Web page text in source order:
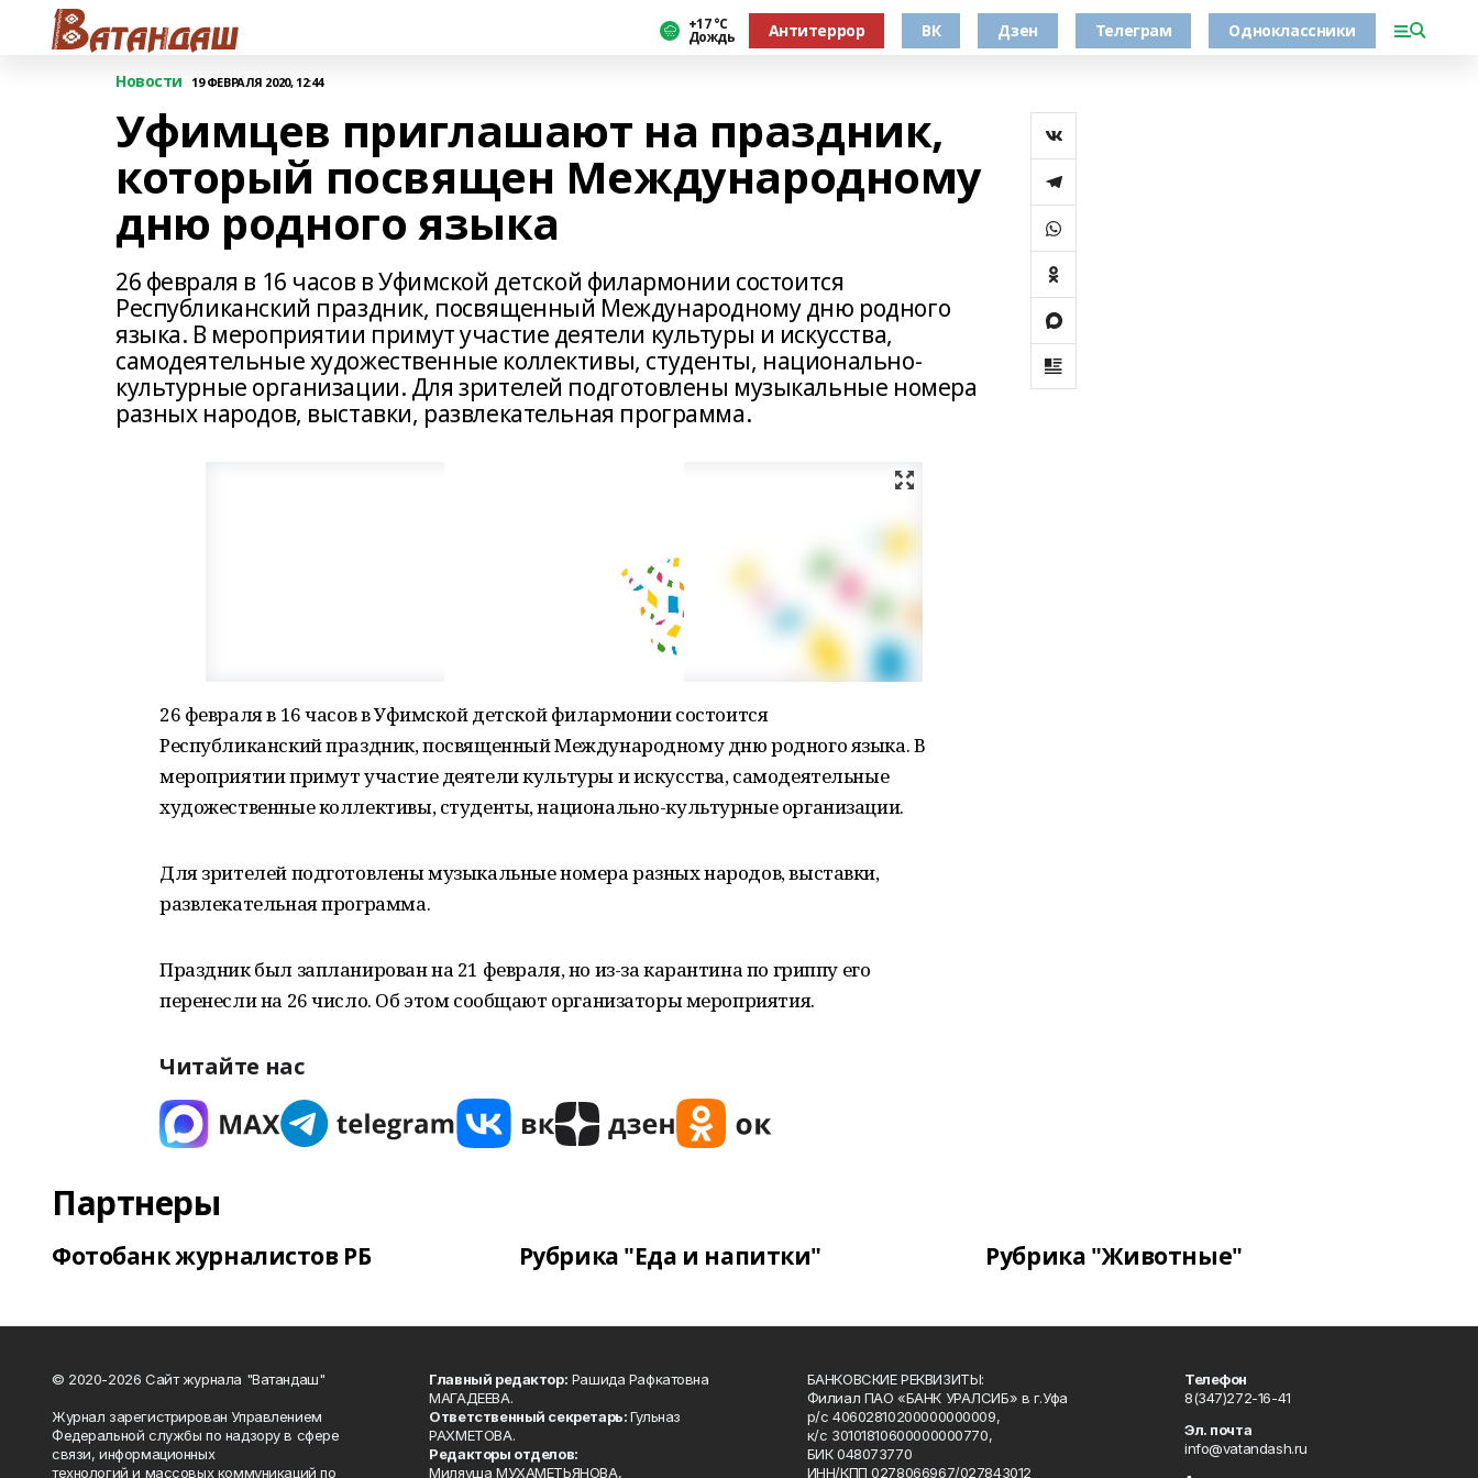
+17 °С
Дождь Антитеррор ВК Дзен Телеграм Одноклассники
Новости 19 ФЕВРАЛЯ 2020, 12:44
Уфимцев приглашают на праздник,
который посвящен Международному
дню родного языка
26 февраля в 16 часов в Уфимской детской филармонии состоится
Республиканский праздник, посвященный Международному дню родного
языка. В мероприятии примут участие деятели культуры и искусства,
самодеятельные художественные коллективы, студенты, национально-
культурные организации. Для зрителей подготовлены музыкальные номера
разных народов, выставки, развлекательная программа.
26 февраля в 16 часов в Уфимской детской филармонии состоится
Республиканский праздник, посвященный Международному дню родного языка. В
мероприятии примут участие деятели культуры и искусства, самодеятельные
художественные коллективы, студенты, национально-культурные организации.
Для зрителей подготовлены музыкальные номера разных народов, выставки,
развлекательная программа.
Праздник был запланирован на 21 февраля, но из-за карантина по гриппу его
перенесли на 26 число. Об этом сообщают организаторы мероприятия.
Читайте нас
Партнеры
Фотобанк журналистов РБ Рубрика "Еда и напитки" Рубрика "Животные"
© 2020-2026 Сайт журнала "Ватандаш"
Журнал зарегистрирован Управлением
Федеральной службы по надзору в сфере
связи, информационных
технологий и массовых коммуникаций по
Главный редактор: Рашида Рафкатовна
МАГАДЕЕВА.
Ответственный секретарь:Гульназ
РАХМЕТОВА.
Редакторы отделов:
Миляуша МУХАМЕТЬЯНОВА,
БАНКОВСКИЕ РЕКВИЗИТЫ:
Филиал ПАО «БАНК УРАЛСИБ» в г.Уфа
р/с 40602810200000000009,
к/с 30101810600000000770,
БИК 048073770
ИНН/КПП 0278066967/027843012
Телефон
8(347)272-16-41
Эл. почта
info@vatandash.ru